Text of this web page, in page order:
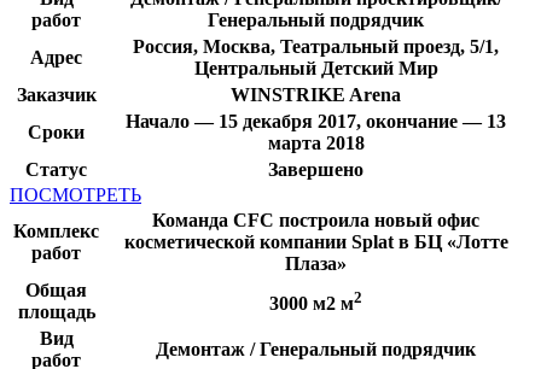
работ
Генеральный подрядчик
Адрес
Россия, Москва, Театральный проезд, 5/1,
Центральный Детский Мир
Заказчик
WINSTRIKE Arena
Сроки
Начало — 15 декабря 2017, окончание — 13
марта 2018
Статус
Завершено
ПОСМОТРЕТЬ
Комплекс
работ
Команда CFC построила новый офис
косметической компании Splat в БЦ «Лотте
Плаза»
Общая
площадь
3000 м2 м2
Вид
работ
Демонтаж / Генеральный подрядчик